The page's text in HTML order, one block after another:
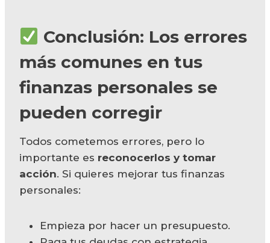
Conclusión: Los errores
más comunes en tus
finanzas personales se
pueden corregir
Todos cometemos errores, pero lo
importante es reconocerlos y tomar
acción. Si quieres mejorar tus finanzas
personales:
Empieza por hacer un presupuesto.